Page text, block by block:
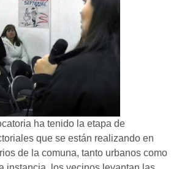
ha tenido la etapa de
que se están realizando en
de la comuna, tanto urbanos como